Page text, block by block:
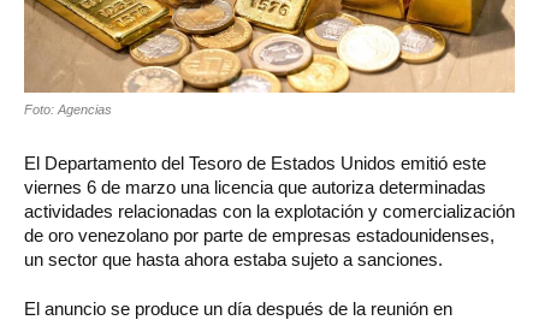
Foto: Agencias
El Departamento del Tesoro de Estados Unidos emitió este
viernes 6 de marzo una licencia que autoriza determinadas
actividades relacionadas con la explotación y comercialización
de oro venezolano por parte de empresas estadounidenses,
un sector que hasta ahora estaba sujeto a sanciones.
El anuncio se produce un día después de la reunión en